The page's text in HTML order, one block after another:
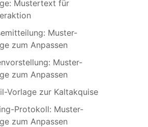
Mustertext für
Muster-
zum Anpassen
Muster-
zum Anpassen
Vorlage zur Kaltakquise
Protokoll: Muster-
zum Anpassen